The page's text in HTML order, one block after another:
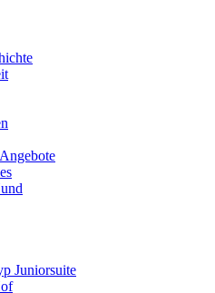
Juniorsuite